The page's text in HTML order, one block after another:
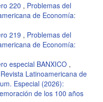
220 , Problemas del
de Economía:
219 , Problemas del
de Economía:
especial BANXICO ,
Latinoamericana de
Especial (2026):
de los 100 años